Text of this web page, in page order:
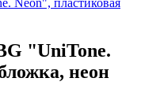
"UniTone.
неон